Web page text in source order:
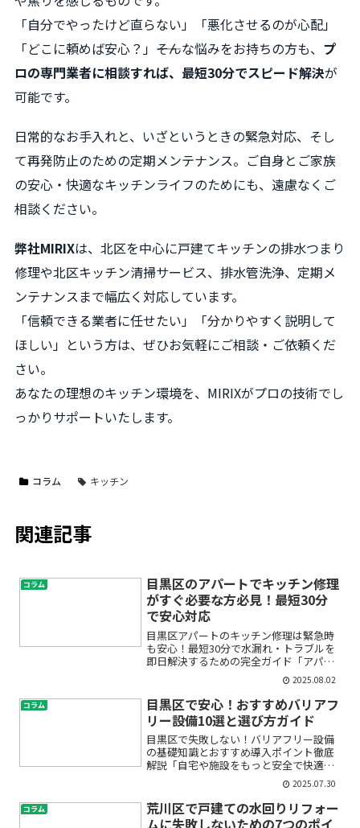
「自分でやったけど直らない」「悪化させるのが心配」
「どこに頼めば安心？」――そんな悩みをお持ちの方も、 プ
ロの専門業者に相談すれば、最短30分でスピード解決が
可能です。
日常的なお手入れと、いざというときの緊急対応、そし
て再発防止のための定期メンテナンス。ご自身とご家族
の安心・快適なキッチンライフのためにも、遠慮なくご
相談ください。
弊社MIRIXは、北区を中心に戸建てキッチンの排水つまり
修理や北区キッチン清掃サービス、排水管洗浄、定期メ
ンテナンスまで幅広く対応しています。
「信頼できる業者に任せたい」「分かりやすく説明して
ほしい」という方は、ぜひお気軽にご相談・ご依頼くだ
さい。
あなたの理想のキッチン環境を、MIRIXがプロの技術でし
っかりサポートいたします。
コラム キッチン
関連記事
コラム
目黒区のアパートでキッチン修理
がすぐ必要な方必見！最短30分
で安心対応
目黒区アパートのキッチン修理は緊急時
も安心！最短30分で水漏れ・トラブルを
即日解決するための完全ガイド「アパー
トのキッチンで急に水が漏れだした」
「排水口が詰まって流れなくなった」
「賃貸だからどこに相談していいのかわ
からない…」目黒区にお住ま...
2025.08.02
コラム
目黒区で安心！おすすめバリアフ
リー設備10選と選び方ガイド
目黒区で失敗しない！バリアフリー設備
の基礎知識とおすすめ導入ポイント徹底
解説「自宅や施設をもっと安全で快適に
したい」「家族が高齢になってきたけれ
ど、どんなバリアフリー設備が本当に必
要か分からない」と悩んでいませんか？
目黒区で安心して暮らすた...
2025.07.30
コラム
荒川区で戸建ての水回りリフォー
ムに失敗しないための7つのポイ